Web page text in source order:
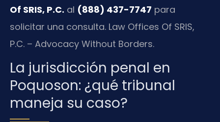
Of SRIS, P.C. al (888) 437-7747 para
solicitar una consulta. Law Offices Of SRIS,
P.C. – Advocacy Without Borders.
La jurisdicción penal en
Poquoson: ¿qué tribunal
maneja su caso?